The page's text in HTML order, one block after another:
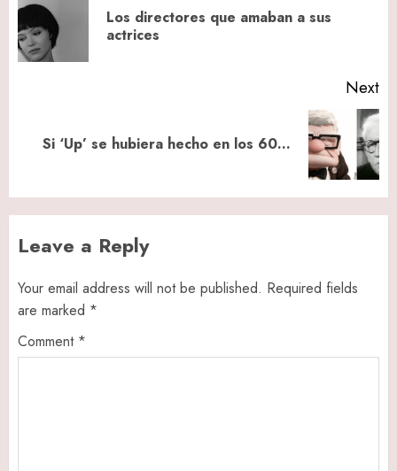
Los directores que amaban a sus
actrices
Next
NextSi ‘Up’ se hubiera hecho en los 60…
Leave a Reply
Your email address will not be published. Required fields
are marked *
Comment *